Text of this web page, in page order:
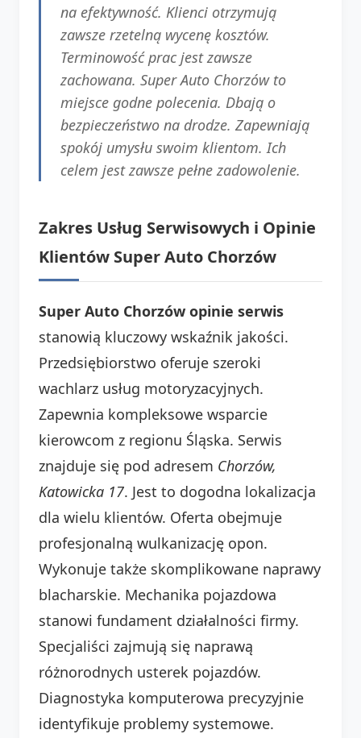
na efektywność. Klienci otrzymują
zawsze rzetelną wycenę kosztów.
Terminowość prac jest zawsze
zachowana. Super Auto Chorzów to
miejsce godne polecenia. Dbają o
bezpieczeństwo na drodze. Zapewniają
spokój umysłu swoim klientom. Ich
celem jest zawsze pełne zadowolenie.
Zakres Usług Serwisowych i Opinie
Klientów Super Auto Chorzów
Super Auto Chorzów opinie serwis
stanowią kluczowy wskaźnik jakości.
Przedsiębiorstwo oferuje szeroki
wachlarz usług motoryzacyjnych.
Zapewnia kompleksowe wsparcie
kierowcom z regionu Śląska. Serwis
znajduje się pod adresem Chorzów,
Katowicka 17. Jest to dogodna lokalizacja
dla wielu klientów. Oferta obejmuje
profesjonalną wulkanizację opon.
Wykonuje także skomplikowane naprawy
blacharskie. Mechanika pojazdowa
stanowi fundament działalności firmy.
Specjaliści zajmują się naprawą
różnorodnych usterek pojazdów.
Diagnostyka komputerowa precyzyjnie
identyfikuje problemy systemowe.